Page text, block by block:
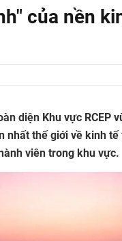
của nền
diện Khu vực RCEP
nhất thế giới về kinh
viên trong khu vực.